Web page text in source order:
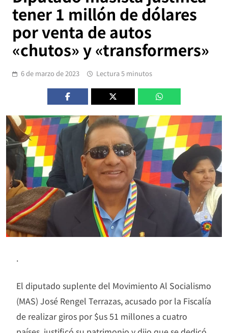
tener 1 millón de dólares
por venta de autos
«chutos» y «transformers»
6 de marzo de 2023 Lectura 5 minutos
.
El diputado suplente del Movimiento Al Socialismo
(MAS) José Rengel Terrazas, acusado por la Fiscalía
de realizar giros por $us 51 millones a cuatro